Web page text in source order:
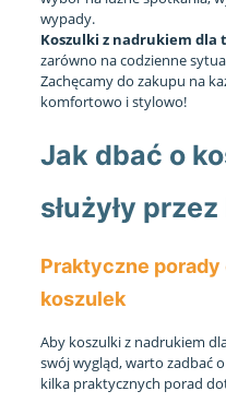
wypady.
Koszulki z nadrukiem dla
zarówno na codzienne
Zachęcamy do zakupu na
komfortowo i stylowo!
Jak dbać o
służyły
Praktyczne
koszulek
Aby koszulki z nadrukiem
swój wygląd, warto zadbać
kilka praktycznych porad